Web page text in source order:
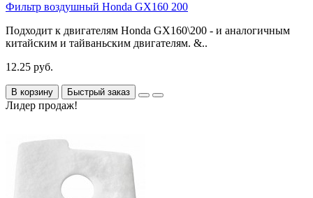
Фильтр воздушный Honda GX160 200
Подходит к двигателям Honda GX160\200 - и аналогичным
китайским и тайваньским двигателям. &..
12.25 руб.
В корзину Быстрый заказ
Лидер продаж!